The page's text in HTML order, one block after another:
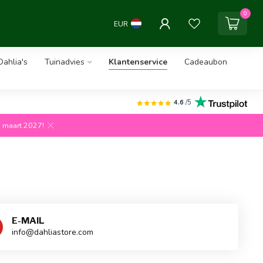
EUR
0
Tuinadvies Klantenservice Cadeaubon
4.6 /5
maart 2027!
E-MAIL
info@dahliastore.com